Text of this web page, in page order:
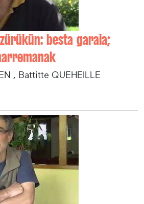
besta garaia;
, Battitte QUEHEILLE